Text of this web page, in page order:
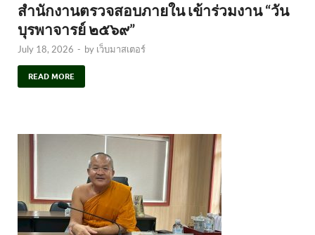
สำนักงานตรวจสอบภายใน เข้าร่วมงาน “วัน
บุรพาจารย์ ๒๕๖๙”
July 18, 2026 - by เว็บมาสเตอร์
READ MORE